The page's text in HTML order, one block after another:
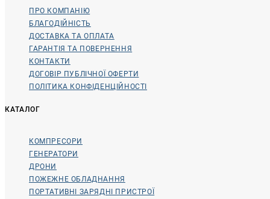
ПРО КОМПАНІЮ
БЛАГОДІЙНІСТЬ
ДОСТАВКА ТА ОПЛАТА
ГАРАНТІЯ ТА ПОВЕРНЕННЯ
КОНТАКТИ
ДОГОВІР ПУБЛІЧНОЇ ОФЕРТИ
ПОЛІТИКА КОНФІДЕНЦІЙНОСТІ
КАТАЛОГ
КОМПРЕСОРИ
ГЕНЕРАТОРИ
ДРОНИ
ПОЖЕЖНЕ ОБЛАДНАННЯ
ПОРТАТИВНІ ЗАРЯДНІ ПРИСТРОЇ